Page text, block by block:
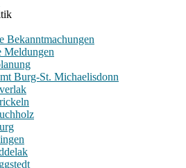
Bekanntmachungen
Meldungen
Burg-St. Michaelisdonn